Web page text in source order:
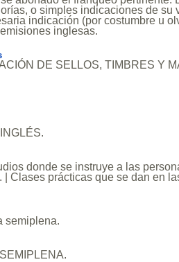
o simples indicaciones de su
indicación (por costumbre u
inglesas.
DE SELLOS, TIMBRES Y
donde se instruye a las
| Clases prácticas que se dan en
semiplena.